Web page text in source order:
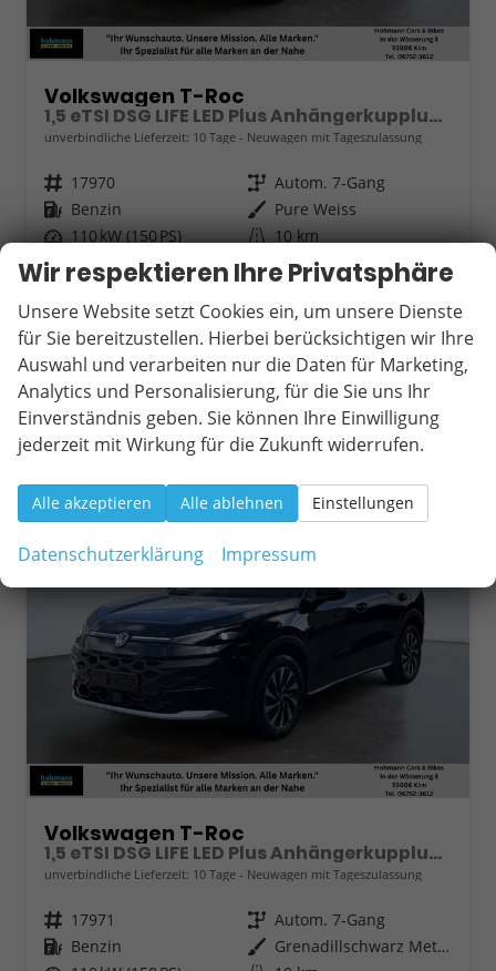
Volkswagen T-Roc
1,5 eTSI DSG LIFE LED Plus Anhängerkupplung Navigation Digital Pro Sitzheizung beheiztes Lenkrad 17 Zoll Alu 5J Garantie
unverbindliche Lieferzeit: 10 Tage Neuwagen mit Tageszulassung
Fahrzeugnr. 17970 Getriebe Autom. 7-Gang
Kraftstoff Benzin Außenfarbe Pure Weiss
Leistung 110 kW (150 PS) Kilometerstand 10 km
28.05.2026
39.880,– €
incl. 19% MwSt.
Wir rufen Sie an
Fahrzeugexposé (PDF)
Fahrzeug parken
Verbrauch kombiniert:
5,60 l/100km
CO2 -Klasse: D
CO2-Emissionen:128,00 g/km
ab 364,– € mtl.
Volkswagen T-Roc
1,5 eTSI DSG LIFE LED Plus Anhängerkupplung Navigation Digital Pro Sitzheizung beheiztes Lenkrad 17 Zoll Alu 5J Garantie
unverbindliche Lieferzeit: 10 Tage Neuwagen mit Tageszulassung
Fahrzeugnr. 17971 Getriebe Autom. 7-Gang
Kraftstoff Benzin Außenfarbe
Grenadillschwarz Metallic
Wir respektieren Ihre Privatsphäre
Unsere Website setzt Cookies ein, um unsere Dienste
für Sie bereitzustellen. Hierbei berücksichtigen wir Ihre
Auswahl und verarbeiten nur die Daten für Marketing,
Analytics und Personalisierung, für die Sie uns Ihr
Einverständnis geben. Sie können Ihre Einwilligung
jederzeit mit Wirkung für die Zukunft widerrufen.
Alle akzeptieren Alle ablehnen Einstellungen
Datenschutzerklärung Impressum